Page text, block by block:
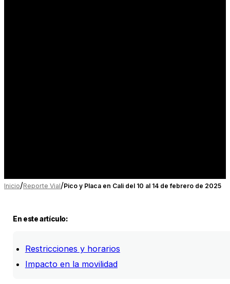
Inicio/Reporte Vial/Pico y Placa en Cali del 10 al 14 de febrero de 2025
En este artículo:
Restricciones y horarios
Impacto en la movilidad